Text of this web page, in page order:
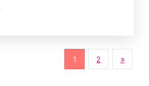
1 2 »